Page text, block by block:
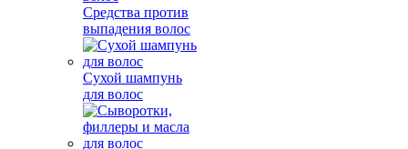
Средства против
выпадения волос
Сухой шампунь
для волос